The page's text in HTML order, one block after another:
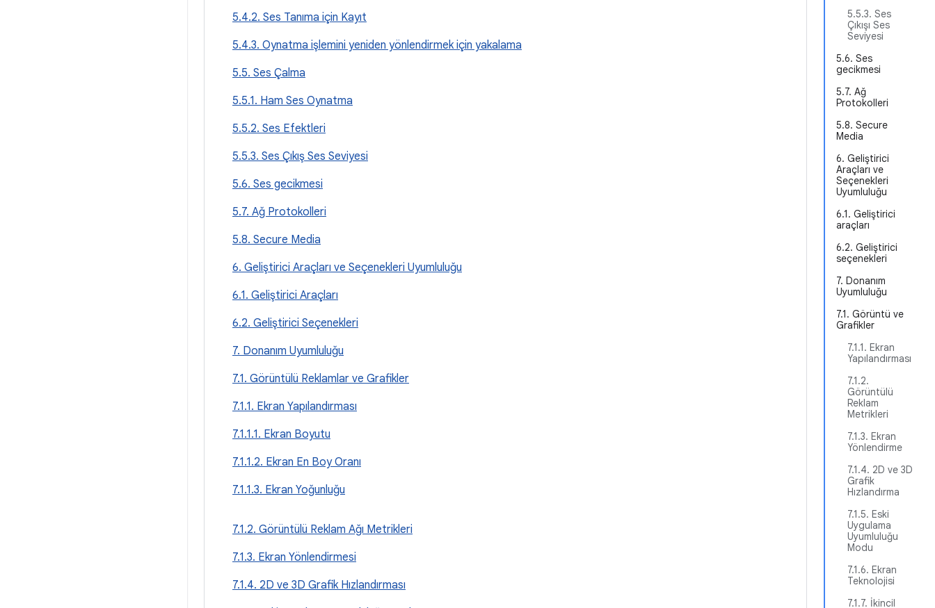
5.5.3. Ses
Çıkışı Ses
Seviyesi
5.6. Ses
gecikmesi
5.7. Ağ
Protokolleri
5.8. Secure
Media
6. Geliştirici
Araçları ve
Seçenekleri
Uyumluluğu
6.1. Geliştirici
araçları
6.2. Geliştirici
seçenekleri
7. Donanım
Uyumluluğu
7.1. Görüntü ve
Grafikler
7.1.1. Ekran
Yapılandırması
7.1.2.
Görüntülü
Reklam
Metrikleri
7.1.3. Ekran
Yönlendirme
7.1.4. 2D ve 3D
Grafik
Hızlandırma
7.1.5. Eski
Uygulama
Uyumluluğu
Modu
7.1.6. Ekran
Teknolojisi
7.1.7. İkincil
5.4.2. Ses Tanıma için Kayıt
5.4.3. Oynatma işlemini yeniden yönlendirmek için yakalama
5.5. Ses Çalma
5.5.1. Ham Ses Oynatma
5.5.2. Ses Efektleri
5.5.3. Ses Çıkış Ses Seviyesi
5.6. Ses gecikmesi
5.7. Ağ Protokolleri
5.8. Secure Media
6. Geliştirici Araçları ve Seçenekleri Uyumluluğu
6.1. Geliştirici Araçları
6.2. Geliştirici Seçenekleri
7. Donanım Uyumluluğu
7.1. Görüntülü Reklamlar ve Grafikler
7.1.1. Ekran Yapılandırması
7.1.1.1. Ekran Boyutu
7.1.1.2. Ekran En Boy Oranı
7.1.1.3. Ekran Yoğunluğu
7.1.2. Görüntülü Reklam Ağı Metrikleri
7.1.3. Ekran Yönlendirmesi
7.1.4. 2D ve 3D Grafik Hızlandırması